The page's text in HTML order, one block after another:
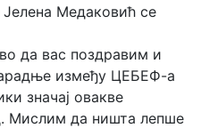
Медаковић се
да вас поздравим и
између ЦЕБЕФ-а
значај овакве
Мислим да ништа лепше